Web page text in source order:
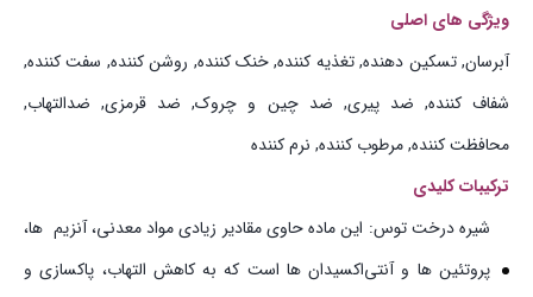
ویژگی های اصلی
آبرسان, تسکین دهنده, تغذیه کننده, خنک کننده, روشن کننده, سفت کننده,
شفاف کننده, ضد پیری, ضد چین و چروک, ضد قرمزی, ضدالتهاب,
محافظت کننده, مرطوب کننده, نرم کننده
ترکیبات کلیدی
شیره درخت توس: این ماده حاوی مقادیر زیادی مواد معدنی، آنزیم‌ ها،
پروتئین‌ ها و آنتی‌اکسیدان‌ ها است که به کاهش التهاب، پاکسازی و